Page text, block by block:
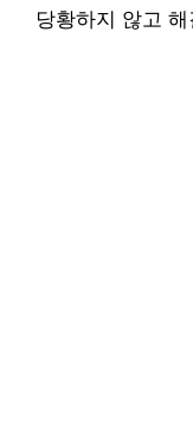
당황하지 않고